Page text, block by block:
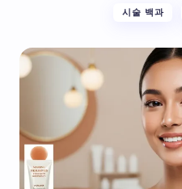
시술 백과